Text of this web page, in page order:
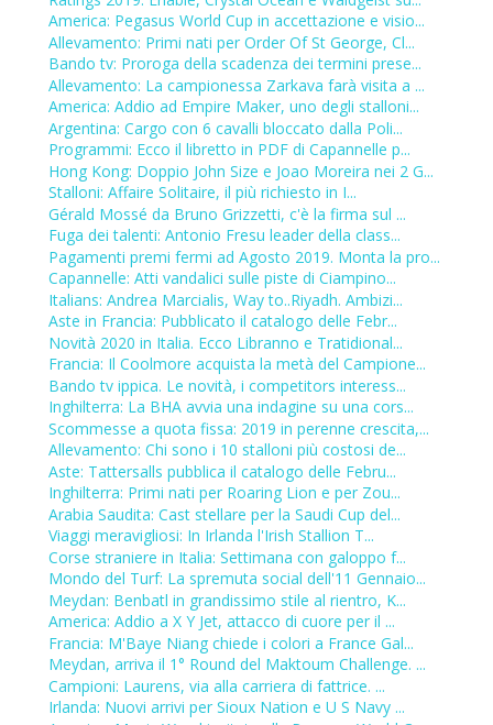
America: Pegasus World Cup in accettazione e visio...
Allevamento: Primi nati per Order Of St George, Cl...
Bando tv: Proroga della scadenza dei termini prese...
Allevamento: La campionessa Zarkava farà visita a ...
America: Addio ad Empire Maker, uno degli stalloni...
Argentina: Cargo con 6 cavalli bloccato dalla Poli...
Programmi: Ecco il libretto in PDF di Capannelle p...
Hong Kong: Doppio John Size e Joao Moreira nei 2 G...
Stalloni: Affaire Solitaire, il più richiesto in I...
Gérald Mossé da Bruno Grizzetti, c'è la firma sul ...
Fuga dei talenti: Antonio Fresu leader della class...
Pagamenti premi fermi ad Agosto 2019. Monta la pro...
Capannelle: Atti vandalici sulle piste di Ciampino...
Italians: Andrea Marcialis, Way to..Riyadh. Ambizi...
Aste in Francia: Pubblicato il catalogo delle Febr...
Novità 2020 in Italia. Ecco Libranno e Tratidional...
Francia: Il Coolmore acquista la metà del Campione...
Bando tv ippica. Le novità, i competitors interess...
Inghilterra: La BHA avvia una indagine su una cors...
Scommesse a quota fissa: 2019 in perenne crescita,...
Allevamento: Chi sono i 10 stalloni più costosi de...
Aste: Tattersalls pubblica il catalogo delle Febru...
Inghilterra: Primi nati per Roaring Lion e per Zou...
Arabia Saudita: Cast stellare per la Saudi Cup del...
Viaggi meravigliosi: In Irlanda l'Irish Stallion T...
Corse straniere in Italia: Settimana con galoppo f...
Mondo del Turf: La spremuta social dell'11 Gennaio...
Meydan: Benbatl in grandissimo stile al rientro, K...
America: Addio a X Y Jet, attacco di cuore per il ...
Francia: M'Baye Niang chiede i colori a France Gal...
Meydan, arriva il 1° Round del Maktoum Challenge. ...
Campioni: Laurens, via alla carriera di fattrice. ...
Irlanda: Nuovi arrivi per Sioux Nation e U S Navy ...